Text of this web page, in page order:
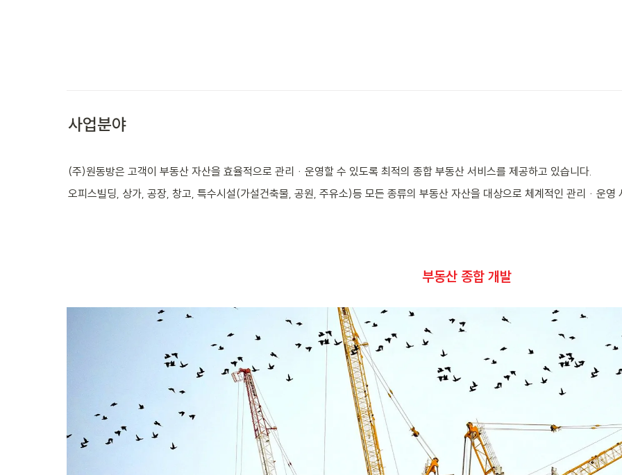
사업분야
(주)원동방은 고객이 부동산 자산을 효율적으로 관리ᆞ운영할 수 있도록 최적의 종합 부동산 서비스를 제공하고 있습니다.
오피스빌딩, 상가, 공장, 창고, 특수시설(가설건축물, 공원, 주유소)등 모든 종류의 부동산 자산을 대상으로 체계적인 관리ᆞ운영
부동산 종합 개발